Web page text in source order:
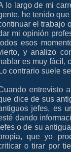
lo largo de mi
he tenido
el trabajo
mi opinión
esos
y analizo
es muy fácil,
contrario suele
entrevisto
dice de sus
jefes, es
dando
o de su
que yo
o tirar por